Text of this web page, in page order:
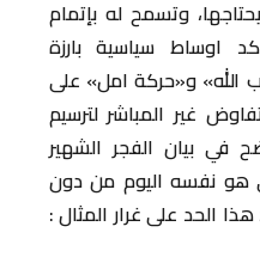
وتسمح له بإتمام
اوساط سياسية بارزة
الله» و«حركة امل» على
غير المباشر لترسيم
في بيان الفجر الشهير
هو نفسه اليوم من دون
الحد على غرار المثال :